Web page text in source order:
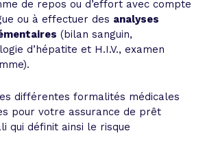
de repos ou d’effort avec compte
ou à effectuer des analyses
(bilan sanguin,
d’hépatite et H.I.V., examen
différentes formalités médicales
pour votre assurance de prêt
qui définit ainsi le risque